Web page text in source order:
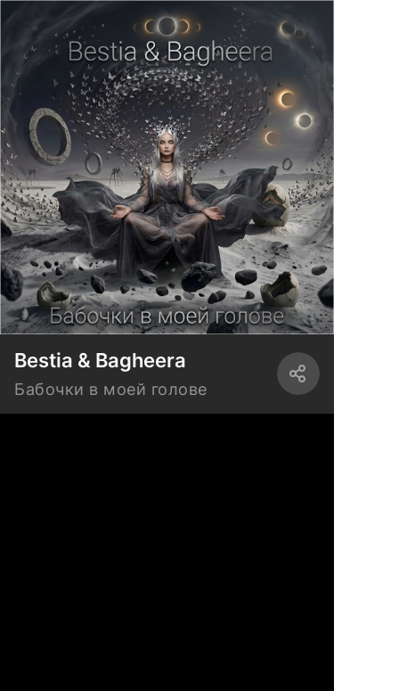
Bestia & Bagheera
Бабочки в моей голове